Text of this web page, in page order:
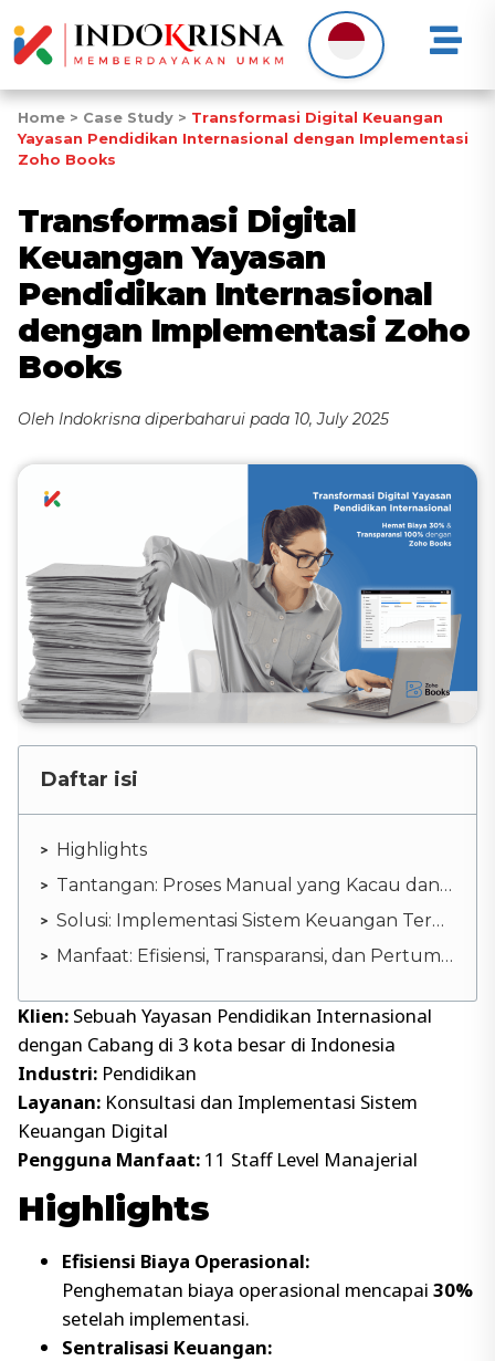
Home > Case Study > Transformasi Digital Keuangan
Yayasan Pendidikan Internasional dengan Implementasi
Zoho Books
Transformasi Digital
Keuangan Yayasan
Pendidikan Internasional
dengan Implementasi Zoho
Books
Oleh Indokrisna diperbaharui pada 10, July 2025
Daftar isi
Highlights
Tantangan: Proses Manual yang Kacau dan Kurang Terkontrol
Solusi: Implementasi Sistem Keuangan Terpusat dan Terstruktur
Manfaat: Efisiensi, Transparansi, dan Pertumbuhan Berkelanjutan
Klien: Sebuah Yayasan Pendidikan Internasional
dengan Cabang di 3 kota besar di Indonesia
Industri: Pendidikan
Layanan: Konsultasi dan Implementasi Sistem
Keuangan Digital
Pengguna Manfaat: 11 Staff Level Manajerial
Highlights
Efisiensi Biaya Operasional:
Penghematan biaya operasional mencapai 30%
setelah implementasi.
Sentralisasi Keuangan: